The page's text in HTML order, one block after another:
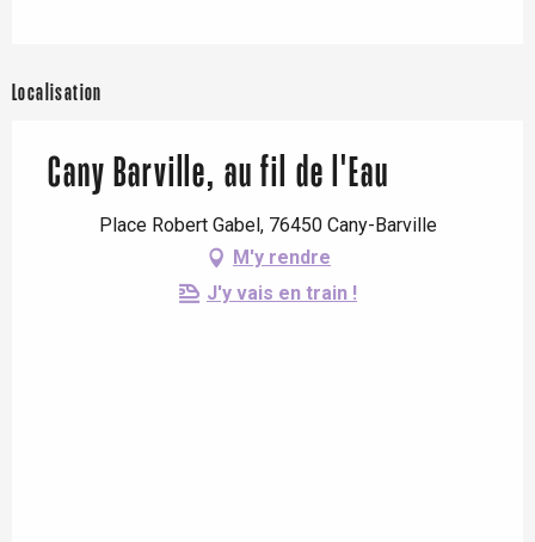
Localisation
Cany Barville, au fil de l'Eau
Place Robert Gabel, 76450 Cany-Barville
M'y rendre
J'y vais en train !